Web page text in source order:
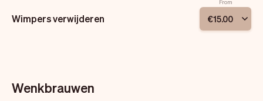
Wimpers verwijderen
From
€15.00
Wenkbrauwen